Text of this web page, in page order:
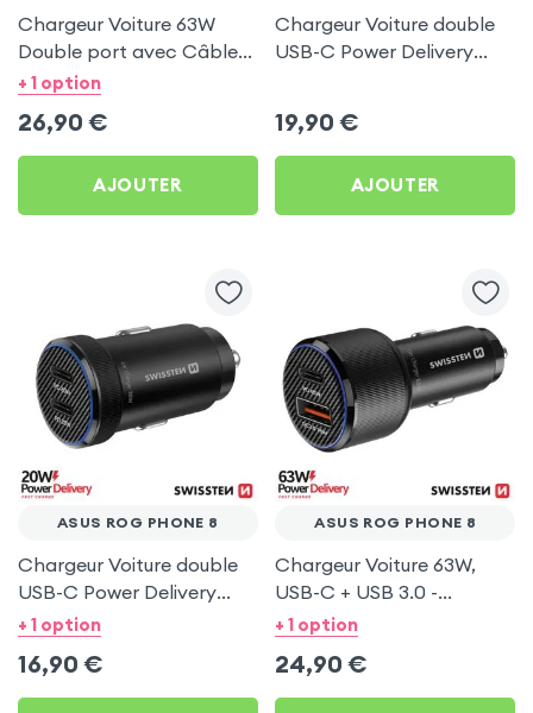
Chargeur Voiture 63W
Double port avec Câble
USB C 1m pour Asus ROG
+ 1 option
26,90 €
AJOUTER
Chargeur Voiture double
USB-C Power Delivery
19,90 €
AJOUTER
ASUS ROG PHONE 8
Chargeur Voiture double
USB-C Power Delivery
20W - Swissten pour Asus
+ 1 option
16,90 €
ASUS ROG PHONE 8
Chargeur Voiture 63W,
USB-C + USB 3.0 -
Swissten pour Asus ROG
+ 1 option
24,90 €